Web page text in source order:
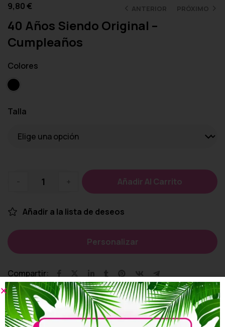
ANTERIOR PRÓXIMO
9,80€
40 Años Siendo Original –
Cumpleaños
Colores
Talla
- + Añadir Al Carrito
Añadir a la lista de deseos
Personalizar
Compartir: